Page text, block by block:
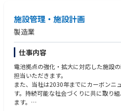
■参考
・採用サイト
・設備投資プロジェクト計画を策定・
けた取り組みを推進する。
分野での実務経験。
・自動車業界の顧客へのサポート経験
験。
・人材管理またはチームリーダーとし
・リーンシックスシグマのグリーンベ
・複数の製造拠点にわたりベストプラ
・設備投資プロジェクト、生産能力拡
クトを主導した経験。
・グローバルな製造組織での勤務経験。
施設管理・施設計画
製造業
仕事内容
電池拠点の強化・拡大に対応した施設
担当いただきます。
また、当社は2030年までにカーボンニ
す。持続可能な社会づくりに共に取り
ます。